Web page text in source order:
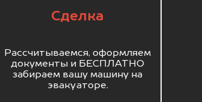
Сделка
Рассчитываемся, оформляем
документы и БЕСПЛАТНО
забираем вашу машину на
эвакуаторе.